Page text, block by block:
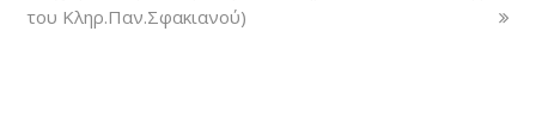
του Κληρ.Παν.Σφακιανού)